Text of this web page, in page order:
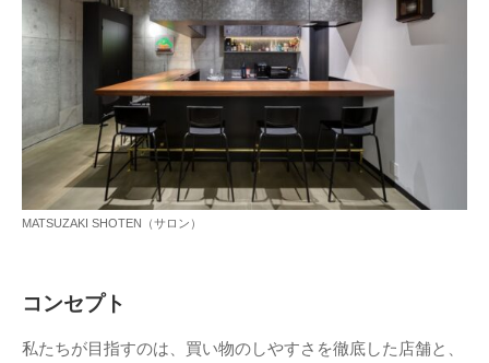
MATSUZAKI SHOTEN（サロン）
コンセプト
私たちが目指すのは、買い物のしやすさを徹底した店舗と、